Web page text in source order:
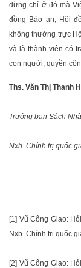
dừng chỉ ở đó mà
đồng Bảo an, Hội
không thường trực
và là thành viên có
con người, quyền
Ths. Văn Thị Thanh
Trưởng ban Sách
Nxb. Chính trị quốc
-----------------
[1] Vũ Công Giao:
Nxb. Chính trị quốc
[2] Vũ Công Giao: